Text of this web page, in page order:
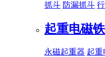
抓斗 防漏抓斗
起重电磁铁
永磁起重器 起重